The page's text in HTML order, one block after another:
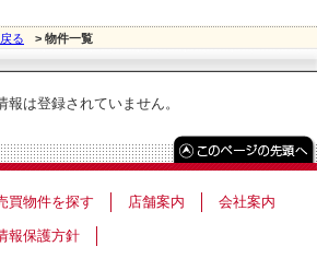
る > 物件一覧
報は登録されていません。
買物件を探す 店舗案内 会社案内
報保護方針